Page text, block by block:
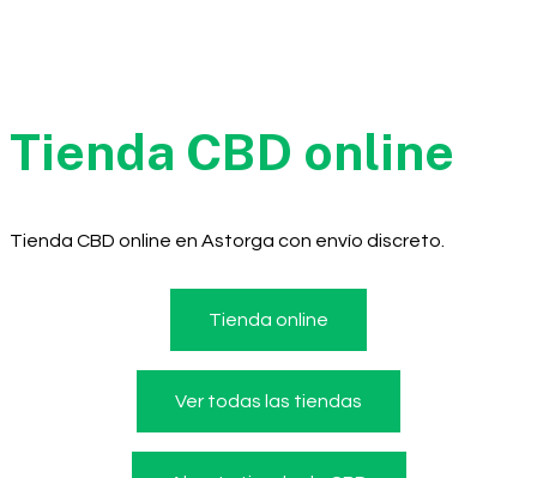
Tienda CBD online
Tienda CBD online en Astorga con envío discreto.
Tienda online
Ver todas las tiendas